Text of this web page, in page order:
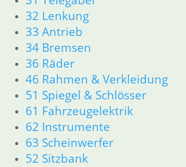
32 Lenkung
33 Antrieb
34 Bremsen
36 Räder
46 Rahmen & Verkleidung
51 Spiegel & Schlösser
61 Fahrzeugelektrik
62 Instrumente
63 Scheinwerfer
52 Sitzbank